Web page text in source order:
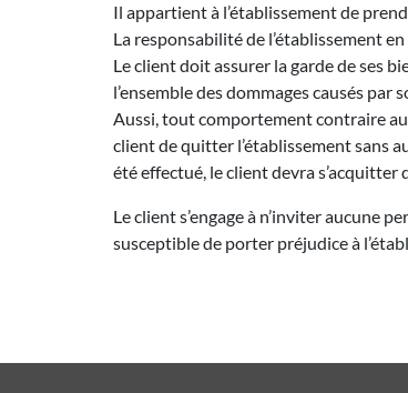
Il appartient à l’établissement de
La responsabilité de l’établissement
Le client doit assurer la garde de ses
l’ensemble des dommages causés
Aussi, tout comportement contraire
client de quitter l’établissement sans
été effectué, le client devra s’acquitter
Le client s’engage à n’inviter aucune
susceptible de porter préjudice à